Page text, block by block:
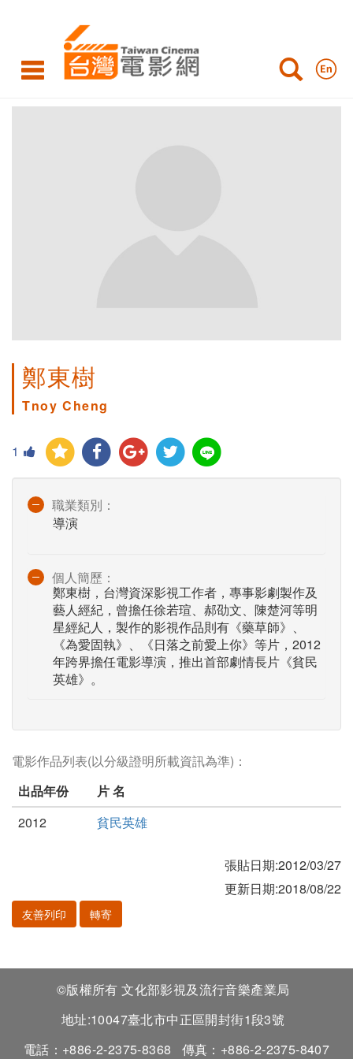
鄭東樹
Tnoy Cheng
1
職業類別：
導演
個人簡歷：
鄭東樹，台灣資深影視工作者，專事影劇製作及
藝人經紀，曾擔任徐若瑄、郝劭文、陳楚河等明
星經紀人，製作的影視作品則有《藥草師》、
《為愛固執》、《日落之前愛上你》等片，2012
年跨界擔任電影導演，推出首部劇情長片《貧民
英雄》。
電影作品列表(以分級證明所載資訊為準)：
出品年份
片 名
2012
貧民英雄
張貼日期:2012/03/27
更新日期:2018/08/22
友善列印 轉寄
©版權所有 文化部影視及流行音樂產業局
地址:10047臺北市中正區開封街1段3號
電話：+886-2-2375-8368
傳真：+886-2-2375-8407